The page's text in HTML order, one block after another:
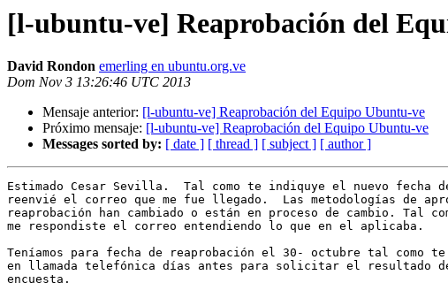
[l-ubuntu-ve] Reaprobación del
David Rondon emerling en ubuntu.org.ve
Dom Nov 3 13:26:46 UTC 2013
Mensaje anterior: [l-ubuntu-ve] Reaprobación del Equipo Ubuntu-ve
Próximo mensaje: [l-ubuntu-ve] Reaprobación del Equipo Ubuntu-ve
Messages sorted by: [ date ] [ thread ] [ subject ] [ author ]
Estimado Cesar Sevilla.  Tal como te indiquye el nuevo fecha
reenvié el correo que me fue llegado.  Las metodologías de
reaprobación han cambiado o están en proceso de cambio. Tal
me respondiste el correo entendiendo lo que en el aplicaba.
Teníamos para fecha de reaprobación el 30- octubre tal como
en llamada telefónica días antes para solicitar el resultado
encuesta.